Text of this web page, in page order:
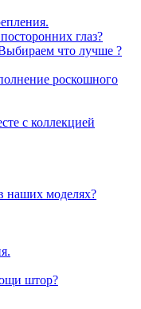
глаз?
что лучше ?
роскошного
с коллекцией
наших моделях?
штор?